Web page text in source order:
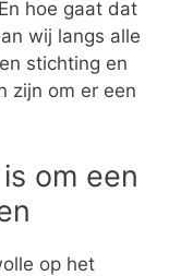
hoe gaat dat
wij langs alle
stichting en
zijn om er een
om een
op het